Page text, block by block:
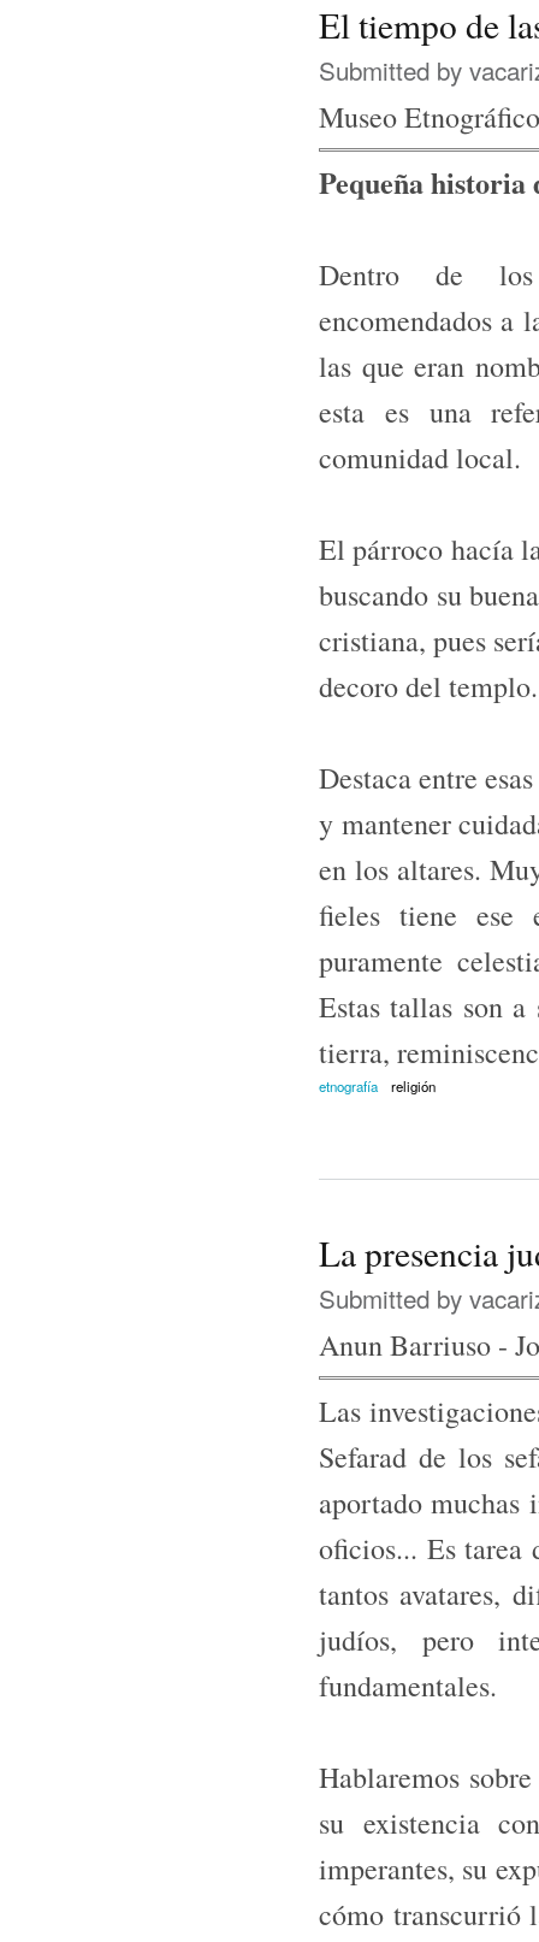
El tiempo de
Submitted by
Museo
Pequeña
Dentro de los
encomendados a
las que eran
esta es una
comunidad local.
El párroco hacía
buscando su
cristiana, pues
decoro del templo.
Destaca entre
y mantener
en los altares.
fieles tiene ese
puramente
Estas tallas son a
tierra,
etnografía religión
La presencia
Submitted by
Anun Barriuso -
Las
Sefarad de los
aportado muchas
oficios... Es tarea
tantos avatares,
judíos, pero
fundamentales.
Hablaremos
su existencia
imperantes, su
cómo transcurrió